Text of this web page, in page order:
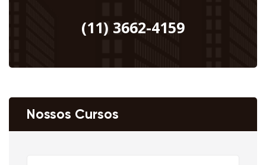
(11) 3662-4159
Nossos Cursos